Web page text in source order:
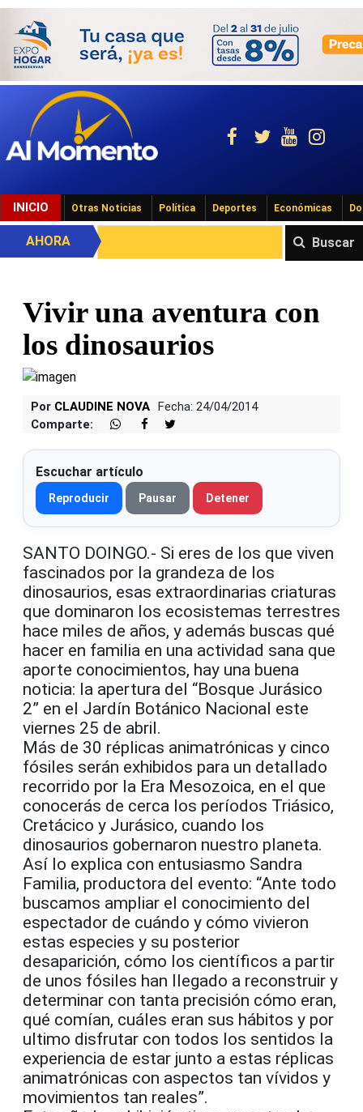
INICIO Otras Noticias Política Deportes Económicas
Buscar
AHORA
Vivir una aventura con
los dinosaurios
Por CLAUDINE NOVA
Fecha: 24/04/2014
Comparte:
Escuchar artículo
Reproducir Pausar Detener
SANTO DOINGO.- Si eres de los que viven
fascinados por la grandeza de los
dinosaurios, esas extraordinarias criaturas
que dominaron los ecosistemas terrestres
hace miles de años, y además buscas qué
hacer en familia en una actividad sana que
aporte conocimientos, hay una buena
noticia: la apertura del “Bosque Jurásico
2” en el Jardín Botánico Nacional este
viernes 25 de abril.
Más de 30 réplicas animatrónicas y cinco
fósiles serán exhibidos para un detallado
recorrido por la Era Mesozoica, en el que
conocerás de cerca los períodos Triásico,
Cretácico y Jurásico, cuando los
dinosaurios gobernaron nuestro planeta.
Así lo explica con entusiasmo Sandra
Familia, productora del evento: “Ante todo
buscamos ampliar el conocimiento del
espectador de cuándo y cómo vivieron
estas especies y su posterior
desaparición, cómo los científicos a partir
de unos fósiles han llegado a reconstruir y
determinar con tanta precisión cómo eran,
qué comían, cuáles eran sus hábitos y por
ultimo disfrutar con todos los sentidos la
experiencia de estar junto a estas réplicas
animatrónicas con aspectos tan vívidos y
movimientos tan reales”.